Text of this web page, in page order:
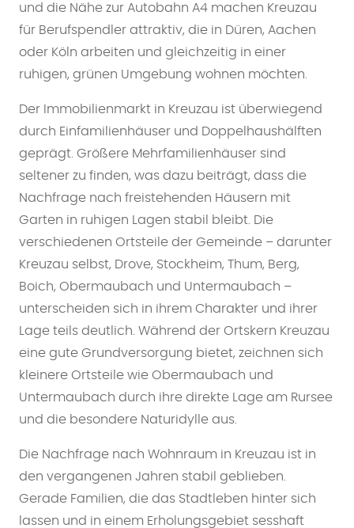
und die Nähe zur Autobahn A4 machen Kreuzau
für Berufspendler attraktiv, die in Düren, Aachen
oder Köln arbeiten und gleichzeitig in einer
ruhigen, grünen Umgebung wohnen möchten.
Der Immobilienmarkt in Kreuzau ist überwiegend
durch Einfamilienhäuser und Doppelhaushälften
geprägt. Größere Mehrfamilienhäuser sind
seltener zu finden, was dazu beiträgt, dass die
Nachfrage nach freistehenden Häusern mit
Garten in ruhigen Lagen stabil bleibt. Die
verschiedenen Ortsteile der Gemeinde – darunter
Kreuzau selbst, Drove, Stockheim, Thum, Berg,
Boich, Obermaubach und Untermaubach –
unterscheiden sich in ihrem Charakter und ihrer
Lage teils deutlich. Während der Ortskern Kreuzau
eine gute Grundversorgung bietet, zeichnen sich
kleinere Ortsteile wie Obermaubach und
Untermaubach durch ihre direkte Lage am Rursee
und die besondere Naturidylle aus.
Die Nachfrage nach Wohnraum in Kreuzau ist in
den vergangenen Jahren stabil geblieben.
Gerade Familien, die das Stadtleben hinter sich
lassen und in einem Erholungsgebiet sesshaft